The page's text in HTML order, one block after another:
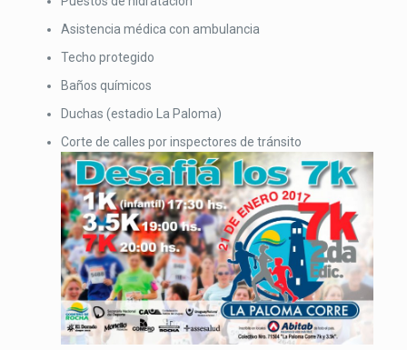
Asistencia médica con ambulancia
Techo protegido
Baños químicos
Duchas (estadio La Paloma)
Corte de calles por inspectores de tránsito